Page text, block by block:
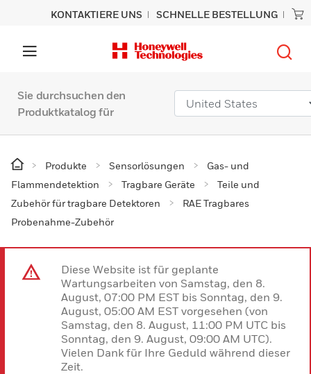
KONTAKTIERE UNS SCHNELLE BESTELLUNG
Sie durchsuchen den
Produktkatalog für
Produkte Sensorlösungen
Gas- und
Flammendetektion
Tragbare Geräte
Teile und
Zubehör für tragbare Detektoren
RAE Tragbares
Probenahme-Zubehör
Diese Website ist für geplante
Wartungsarbeiten von Samstag, den 8.
August, 07:00 PM EST bis Sonntag, den 9.
August, 05:00 AM EST vorgesehen (von
Samstag, den 8. August, 11:00 PM UTC bis
Sonntag, den 9. August, 09:00 AM UTC).
Vielen Dank für Ihre Geduld während dieser
Zeit.